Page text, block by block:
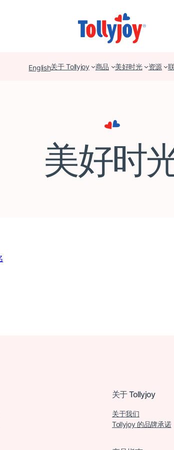
English关于 Tollyjoy 商品 美好时光 资源
美好时
关于 Tollyjoy
关于我们
Tollyjoy 的品牌承诺